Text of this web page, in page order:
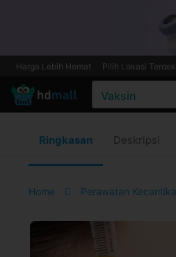
Harga Lebih Hemat Pilih Lokasi
Ringkasan Deskripsi
Home Perawatan